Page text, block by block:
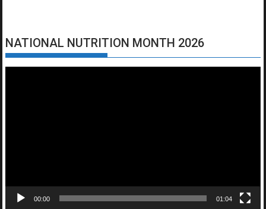
NATIONAL NUTRITION MONTH 2026
00:00 01:04